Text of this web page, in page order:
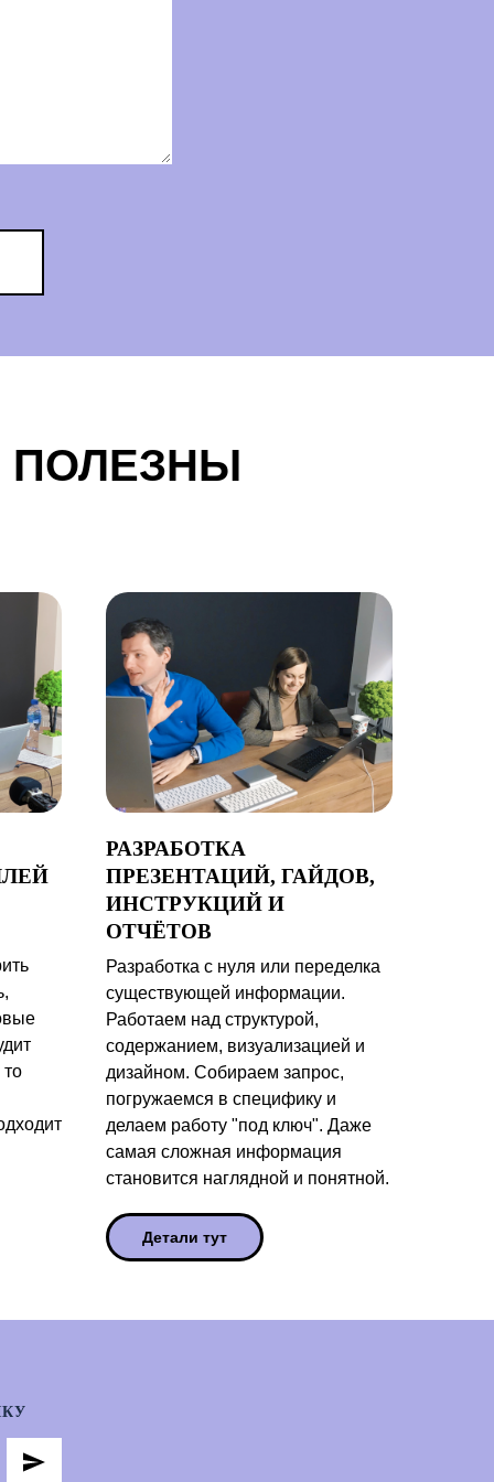
РАЗРАБОТКА
ПРЕЗЕНТАЦИЙ, ГАЙДОВ,
ИНСТРУКЦИЙ И
ОТЧЁТОВ
Разработка с нуля или переделка
существующей информации.
Работаем над структурой,
содержанием, визуализацией и
дизайном. Собираем запрос,
погружаемся в специфику и
делаем работу "под ключ". Даже
самая сложная информация
становится наглядной и понятной.
Детали тут